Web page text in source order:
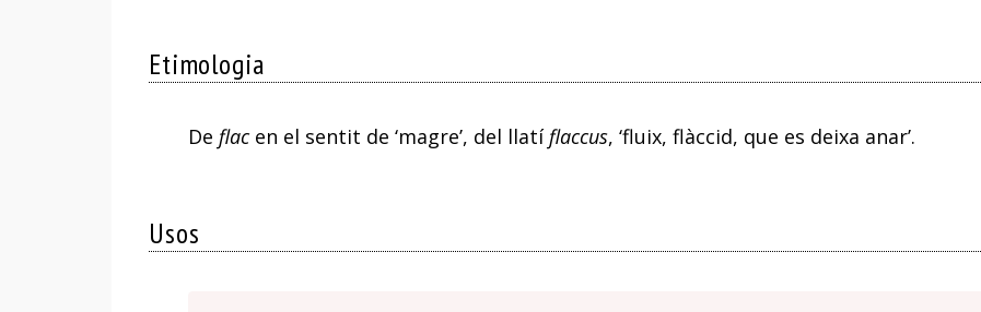
Etimologia
De flacen el sentit de ‘magre’, del llatíflaccus, ‘fluix, flàccid, que es deixa anar’.
Usos